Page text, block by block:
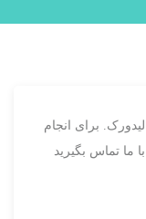
برای انجام
ما تماس بگیرید